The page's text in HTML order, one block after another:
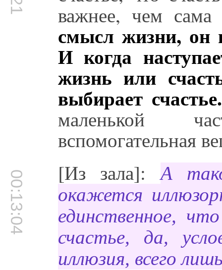
важнее, чем
смысл жизни, он
И когда
жизнь или
выбирает счастье.
маленькой
вспомогательная
00:13:04 [Из зала]:А
окажется
единственное,
счастье, да,
иллюзия, всего